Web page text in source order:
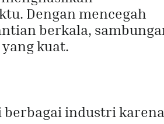
Dengan mencegah
berkala,
kuat.
berbagai industri karena